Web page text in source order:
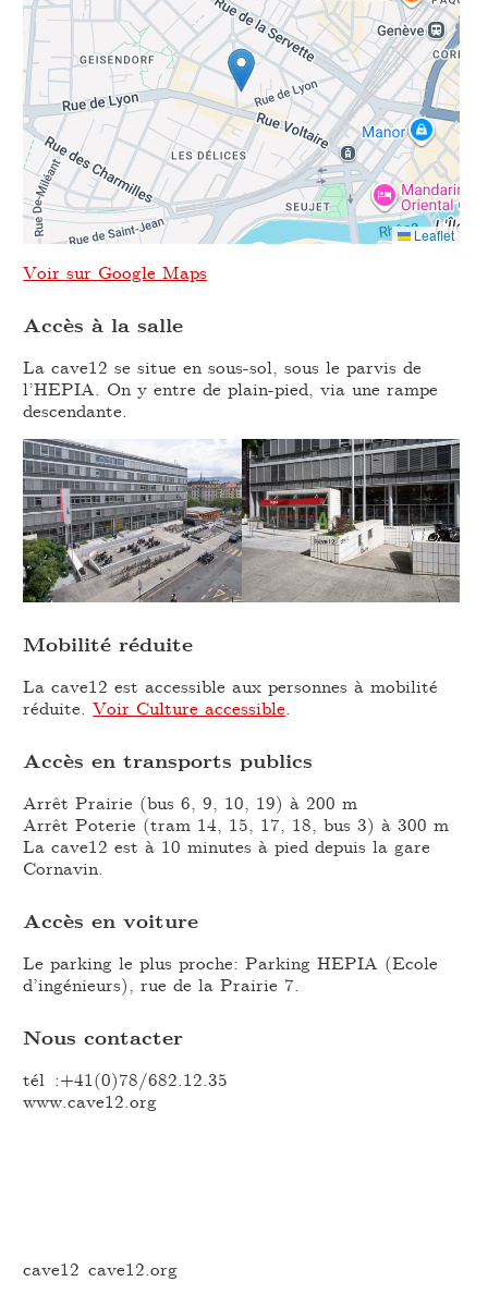
Leaflet
Voir sur Google Maps
Accès à la salle
La cave12 se situe en sous-sol, sous le parvis de
l’HEPIA. On y entre de plain-pied, via une rampe
descendante.
Mobilité réduite
La cave12 est accessible aux personnes à mobilité
réduite.Voir Culture accessible.
Accès en transports publics
Arrêt Prairie (bus 6, 9, 10, 19) à 200 m
Arrêt Poterie (tram 14, 15, 17, 18, bus 3) à 300 m
La cave12 est à 10 minutes à pied depuis la gare
Cornavin.
Accès en voiture
Le parking le plus proche: Parking HEPIA (Ecole
d’ingénieurs), rue de la Prairie 7.
Nous contacter
tél :+41(0)78/682.12.35
www.cave12.org
cave12 cave12.org